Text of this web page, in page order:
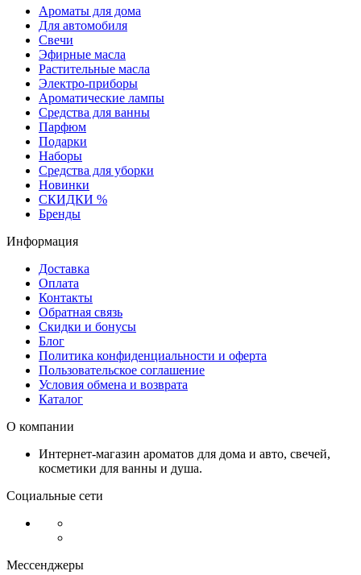
Ароматы для дома
Для автомобиля
Свечи
Эфирные масла
Растительные масла
Электро-приборы
Ароматические лампы
Средства для ванны
Парфюм
Подарки
Наборы
Средства для уборки
Новинки
СКИДКИ %
Бренды
Информация
Доставка
Оплата
Контакты
Обратная связь
Скидки и бонусы
Блог
Политика конфиденциальности и оферта
Пользовательское соглашение
Условия обмена и возврата
Каталог
О компании
Интернет-магазин ароматов для дома и авто, свечей,
косметики для ванны и душа.
Социальные сети
Мессенджеры